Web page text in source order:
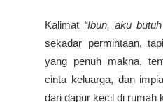
Kalimat “Ibun, aku
sekadar permintaan,
yang penuh makna,
cinta keluarga, dan
dari dapur kecil di rumah